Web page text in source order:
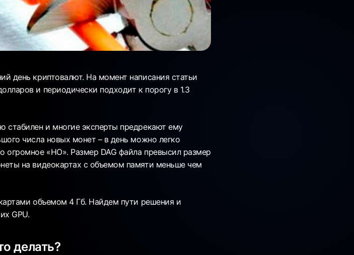
день криптовалют. На момент написания статьи
и периодически подходит к порогу в 1.3
стабилен и многие эксперты предрекают ему
числа новых монет – в день можно легко
огромное «НО». Размер DAG файла превысил размер
на видеокартах с объемом памяти меньше чем
объемом 4 Гб. Найдем пути решения и
GPU.
делать?